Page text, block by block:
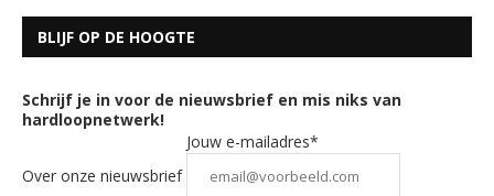
BLIJF OP DE HOOGTE
Schrijf je in voor de nieuwsbrief en mis niks van
hardloopnetwerk!
Over onze nieuwsbrief
Jouw e-mailadres*